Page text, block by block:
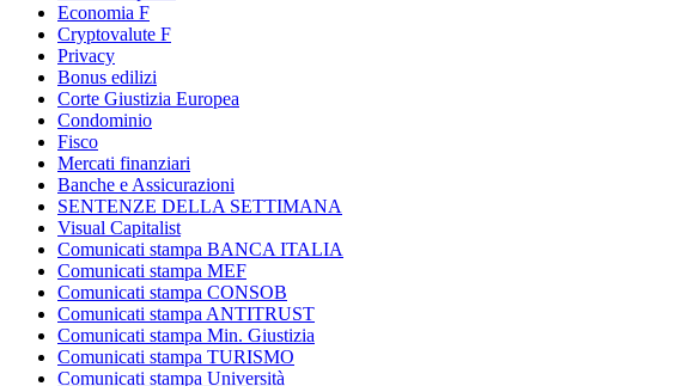
Economia F
Cryptovalute F
Privacy
Bonus edilizi
Corte Giustizia Europea
Condominio
Fisco
Mercati finanziari
Banche e Assicurazioni
SENTENZE DELLA SETTIMANA
Visual Capitalist
Comunicati stampa BANCA ITALIA
Comunicati stampa MEF
Comunicati stampa CONSOB
Comunicati stampa ANTITRUST
Comunicati stampa Min. Giustizia
Comunicati stampa TURISMO
Comunicati stampa Università